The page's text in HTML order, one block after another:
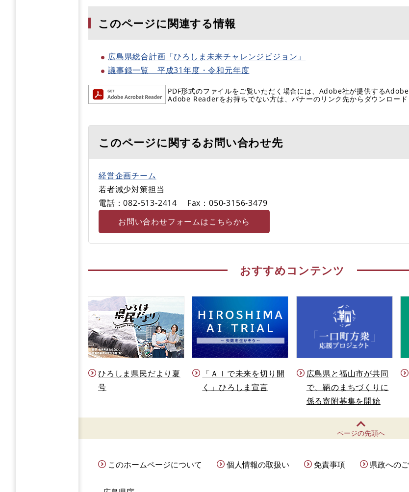
このページに関連する情報
広島県総合計画「ひろしま未来チャレンジビジョン」
議事録一覧 平成31年度・令和元年度
PDF形式のファイルをご覧いただく場合には、Adobe社が提供する
Adobe Readerをお持ちでない方は、バナーのリンク先からダウンロード
このページに関するお問い合わせ先
経営企画チーム
若者減少対策担当
電話：082-513-2414
Fax：050-3156-3479
お問い合わせフォームはこちらから
おすすめコンテンツ
ひろしま県民だより夏
号
「ＡＩで未来を切り開
く」ひろしま宣言
広島県と福山市が共同
で、鞆のまちづくりに
係る寄附募集を開始
ページの先頭へ
このホームページについて 個人情報の取扱い 免責事項 県政への